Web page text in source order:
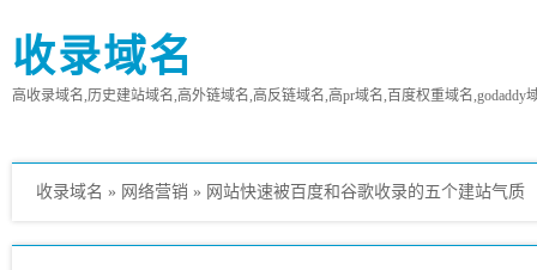
收录域名
高收录域名,历史建站域名,高外链域名,高反链域名,高pr域名,百度权重域名,godaddy
收录域名 » 网络营销 » 网站快速被百度和谷歌收录的五个建站气质